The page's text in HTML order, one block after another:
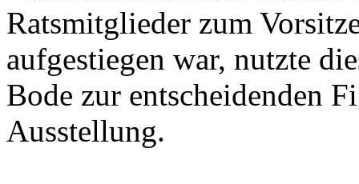
Ratsmitglieder zum
aufgestiegen war, nutzte
Bode zur entscheidenden
Ausstellung.